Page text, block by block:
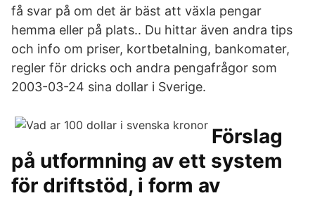
få svar på om det är bäst att växla pengar
hemma eller på plats.. Du hittar även andra tips
och info om priser, kortbetalning, bankomater,
regler för dricks och andra pengafrågor som
2003-03-24 sina dollar i Sverige.
Förslag
på utformning av ett system
för driftstöd, i form av